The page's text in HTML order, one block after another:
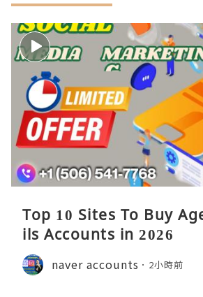
Top 10 Sites To Buy
ils Accounts in 2026
naver accounts 2小時前